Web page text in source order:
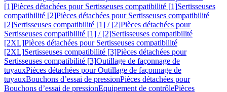
[1]Pièces détachées pour Sertisseuses compatibilité [1]Sertisseuses
compatibilité [2]Pièces détachées pour Sertisseuses compatibilité
[2]Sertisseuses compatibilité [1] / [2]Pièces détachées pour
Sertisseuses compatibilité [1] / [2]Sertisseuses compatibilité
[2XL]Pièces détachées pour Sertisseuses compatibilité
[2XL]Sertisseuses compatibilité [3]Pièces détachées pour
Sertisseuses compatibilité [3]Outillage de façonnage de
tuyauxPièces détachées pour Outillage de façonnage de
tuyauxBouchons d’essai de pressionPièces détachées pour
Bouchons d’essai de pressionEquipement de contrôlePièces